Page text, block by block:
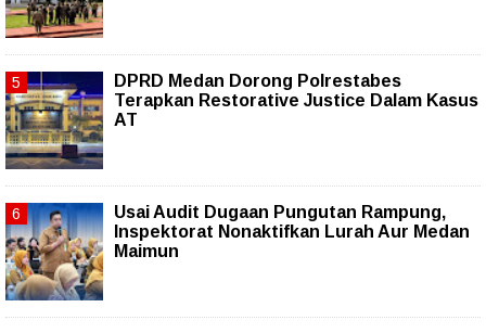
DPRD Medan Dorong Polrestabes
Terapkan Restorative Justice Dalam Kasus
AT
Usai Audit Dugaan Pungutan Rampung,
Inspektorat Nonaktifkan Lurah Aur Medan
Maimun